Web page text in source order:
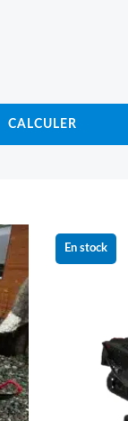
CALCULER
En stock